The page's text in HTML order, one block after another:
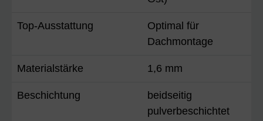
Top-Ausstattung
Optimal für
Dachmontage
Materialstärke 1,6 mm
Beschichtung
beidseitig
pulverbeschichtet